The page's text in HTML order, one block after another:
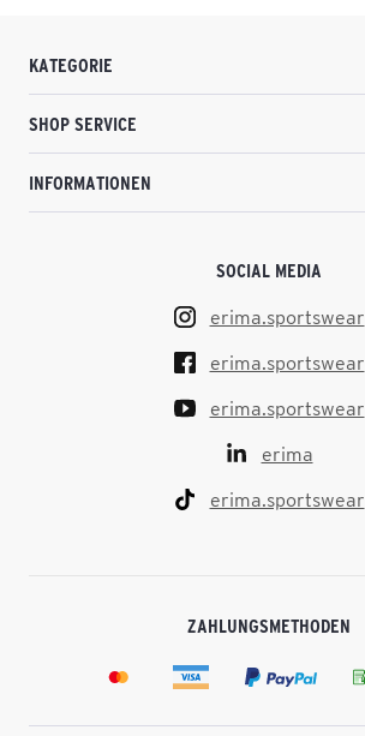
KATEGORIE
SHOP SERVICE
INFORMATIONEN
SOCIAL MEDIA
erima.sportswear
erima.sportswear
erima.sportswear
erima
erima.sportswear
ZAHLUNGSMETHODEN